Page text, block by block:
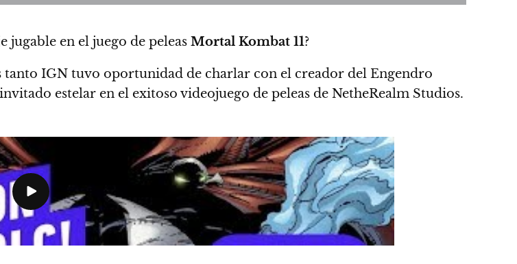
jugable en el juego de peleas Mortal Kombat 11?
tanto IGN tuvo oportunidad de charlar con el creador del Engendro
invitado estelar en el exitoso videojuego de peleas de NetheRealm Studios.